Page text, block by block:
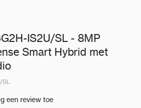
IS2U/SL - 8MP
Smart Hybrid met
SL
een review toe